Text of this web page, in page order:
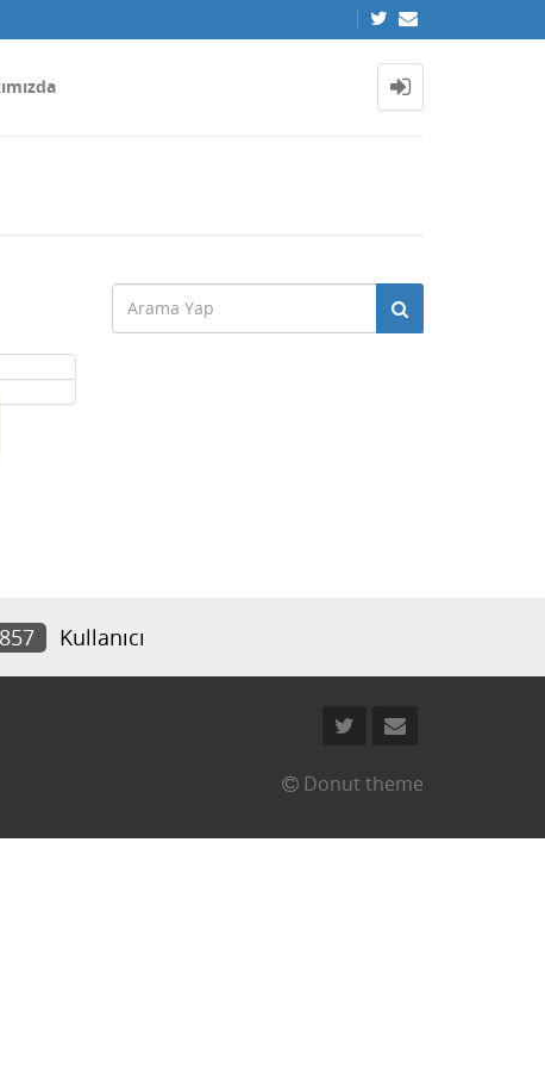
Kullanıcı
Donut theme